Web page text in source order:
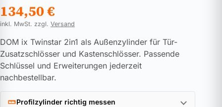
134,50€
inkl. MwSt. zzgl. Versand
DOM ix Twinstar 2in1 als Außenzylinder für Tür-
Zusatzschlösser und Kastenschlösser. Passende
Schlüssel und Erweiterungen jederzeit
nachbestellbar.
Profilzylinder richtig messen